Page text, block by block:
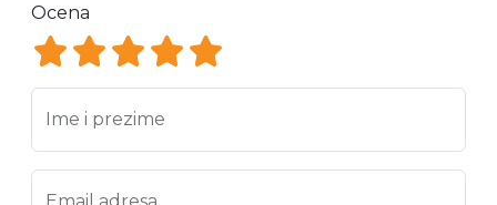
Ocena
Ocena 5
Ocena 4
Ocena 3
Ocena 2
Ocena 1
Ime i prezime